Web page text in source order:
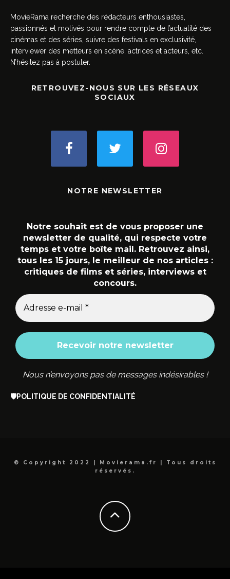
MovieRama recherche des rédacteurs enthousiastes,
passionnés et motivés pour rendre compte de l’actualité des
cinémas et des séries, suivre des festivals en exclusivité,
interviewer des metteurs en scène, actrices et acteurs, etc.
N’hésitez pas à postuler.
RETROUVEZ-NOUS SUR LES RÉSEAUX
SOCIAUX
NOTRE NEWSLETTER
Notre souhait est de vous proposer une
newsletter de qualité, qui respecte votre
temps et votre boîte mail. Retrouvez ainsi,
tous les 15 jours, le meilleur de nos articles :
critiques de films et séries, interviews et
concours.
Nous n’envoyons pas de messages indésirables !
🛡️POLITIQUE DE CONFIDENTIALITÉ
© Copyright 2022 | Movierama.fr | Tous droits
réservés.